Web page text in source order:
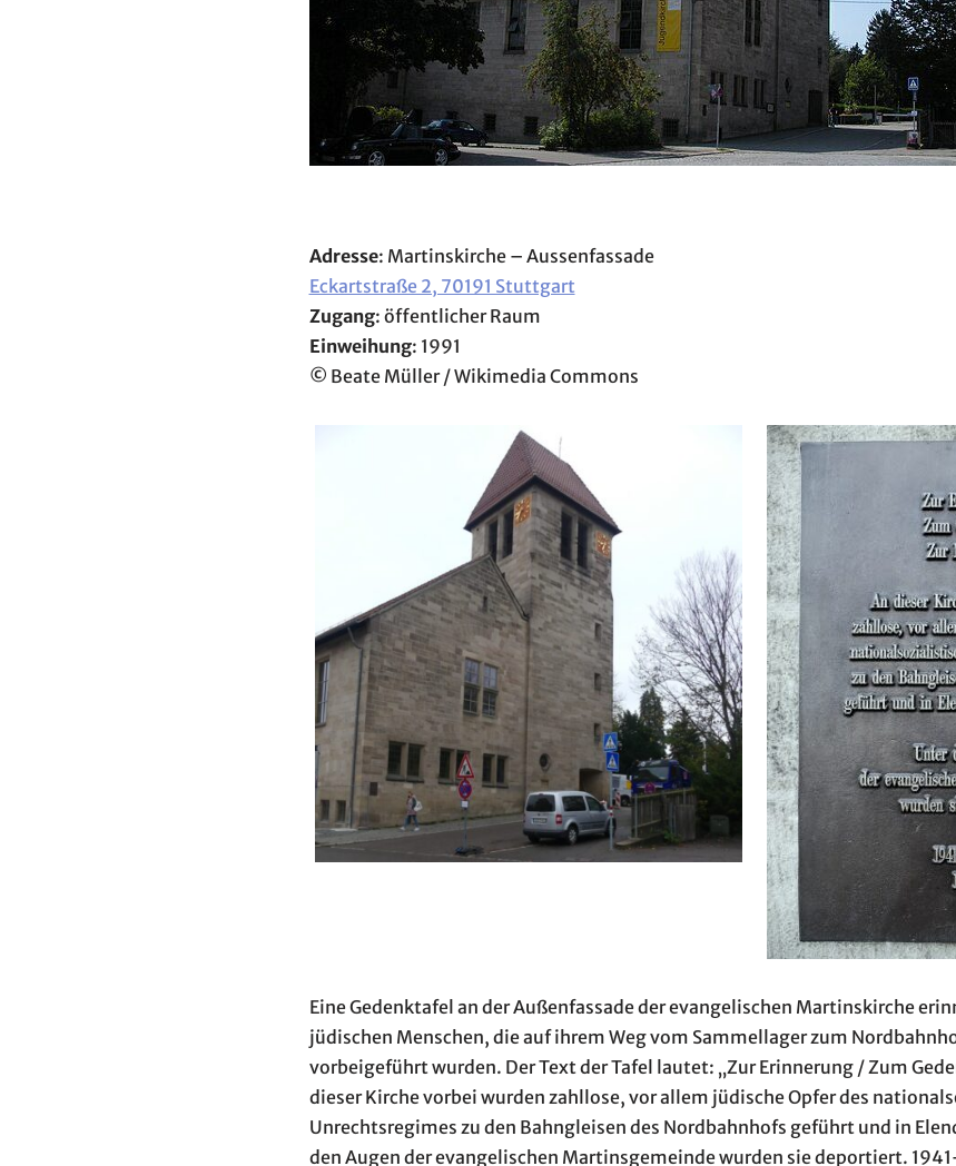
Adresse: Martinskirche – Aussenfassade
Eckartstraße 2, 70191 Stuttgart
Zugang: öffentlicher Raum
Einweihung: 1991
© Beate Müller / Wikimedia Commons
Eine Gedenktafel an der Außenfassade der evangelischen Martinskirche
jüdischen Menschen, die auf ihrem Weg vom Sammellager zum
vorbeigeführt wurden. Der Text der Tafel lautet: „Zur Erinnerung / Zum
dieser Kirche vorbei wurden zahllose, vor allem jüdische Opfer des
Unrechtsregimes zu den Bahngleisen des Nordbahnhofs geführt und in
den Augen der evangelischen Martinsgemeinde wurden sie deportiert.